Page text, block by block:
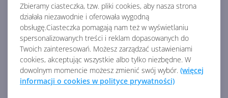
Zbieramy ciasteczka, tzw. pliki cookies, aby nasza strona
działała niezawodnie i oferowała wygodną
obsługę.Ciasteczka pomagają nam też w wyświetlaniu
spersonalizowanych treści i reklam dopasowanych do
Twoich zainteresowań. Możesz zarządzać ustawieniami
cookies, akceptując wszystkie albo tylko niezbędne. W
dowolnym momencie możesz zmienić swój wybór. (więcej
informacji o cookies w polityce prywatności)